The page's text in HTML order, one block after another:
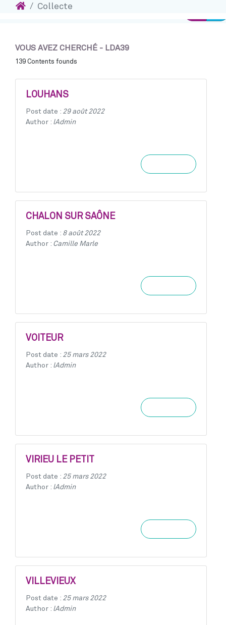
AccueilCollecte
VOUS AVEZ CHERCHÉ - LDA39
139 Contents founds
LOUHANS
Post date : 29 août 2022
Author : lAdmin
CHALON SUR SAÔNE
Post date : 8 août 2022
Author : Camille Marle
VOITEUR
Post date : 25 mars 2022
Author : lAdmin
VIRIEU LE PETIT
Post date : 25 mars 2022
Author : lAdmin
VILLEVIEUX
Post date : 25 mars 2022
Author : lAdmin